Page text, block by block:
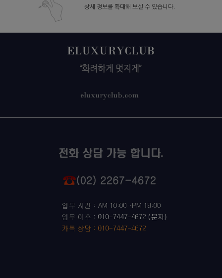
상세 정보를 확대해 보실 수 있습니다.